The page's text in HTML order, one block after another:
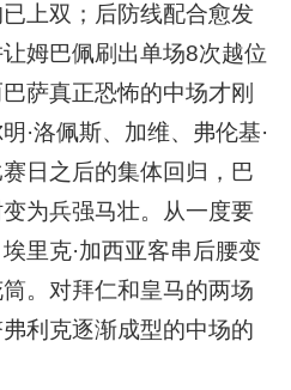
上双；后防线配合愈发
姆巴佩刷出单场8次越位
萨真正恐怖的中场才刚
·洛佩斯、加维、弗伦基·
日之后的集体回归，巴
为兵强马壮。从一度要
里克·加西亚客串后腰变
。对拜仁和皇马的两场
利克逐渐成型的中场的